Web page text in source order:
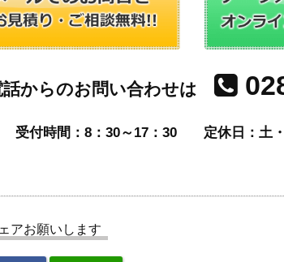
話からのお問い合わせは
受付時間：8：30～17：30 定休日：土
アお願いします